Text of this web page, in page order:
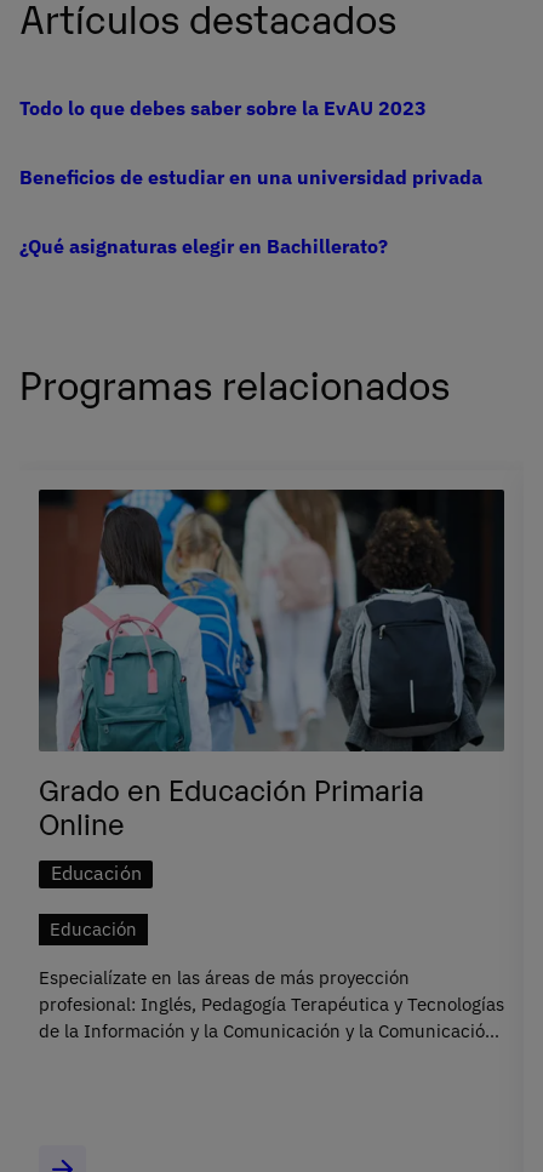
Artículos destacados
Todo lo que debes saber sobre la EvAU 2023
Beneficios de estudiar en una universidad privada
¿Qué asignaturas elegir en Bachillerato?
Programas relacionados
Grado en Educación Primaria
Online
Educación
Educación
Especialízate en las áreas de más proyección
profesional: Inglés, Pedagogía Terapéutica y Tecnologías
de la Información y la Comunicación y la Comunicación